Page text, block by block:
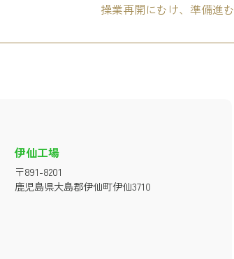
操業再開にむけ、準備進む
伊仙工場
〒891-8201
鹿児島県大島郡伊仙町伊仙3710